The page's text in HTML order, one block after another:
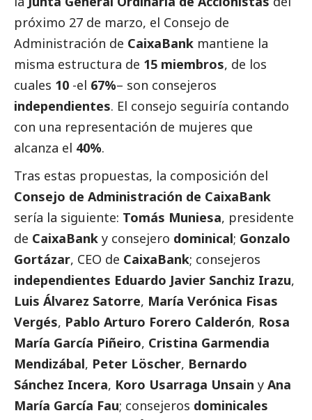
próximo 27 de marzo, el Consejo de
Administración de CaixaBank mantiene la
misma estructura de 15 miembros, de los
cuales 10 -el 67%– son consejeros
independientes. El consejo seguiría contando
con una representación de mujeres que
alcanza el 40%.
Tras estas propuestas, la composición del
Consejo de Administración de CaixaBank
sería la siguiente: Tomás Muniesa, presidente
de CaixaBank y consejero dominical; Gonzalo
Gortázar, CEO de CaixaBank; consejeros
independientes Eduardo Javier Sanchiz Irazu,
Luis Álvarez Satorre, María Verónica Fisas
Vergés, Pablo Arturo Forero Calderón, Rosa
María García Piñeiro, Cristina Garmendia
Mendizábal, Peter Löscher, Bernardo
Sánchez Incera, Koro Usarraga Unsain y Ana
María García Fau; consejeros dominicales